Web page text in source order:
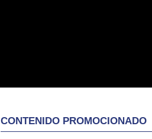
CONTENIDO PROMOCIONADO